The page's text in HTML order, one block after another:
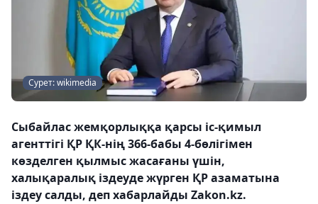
Сурет: wikimedia
Сыбайлас жемқорлыққа қарсы іс-қимыл
агенттігі ҚР ҚК-нің 366-бабы 4-бөлігімен
көзделген қылмыс жасағаны үшін,
халықаралық іздеуде жүрген ҚР азаматына
іздеу салды, деп хабарлайды Zakon.kz.